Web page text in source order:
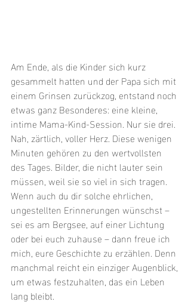
Am Ende, als die Kinder sich kurz
gesammelt hatten und der Papa sich mit
einem Grinsen zurückzog, entstand noch
etwas ganz Besonderes: eine kleine,
intime Mama-Kind-Session. Nur sie drei.
Nah, zärtlich, voller Herz. Diese wenigen
Minuten gehören zu den wertvollsten
des Tages. Bilder, die nicht lauter sein
müssen, weil sie so viel in sich tragen.
Wenn auch du dir solche ehrlichen,
ungestellten Erinnerungen wünschst –
sei es am Bergsee, auf einer Lichtung
oder bei euch zuhause – dann freue ich
mich, eure Geschichte zu erzählen. Denn
manchmal reicht ein einziger Augenblick,
um etwas festzuhalten, das ein Leben
lang bleibt.